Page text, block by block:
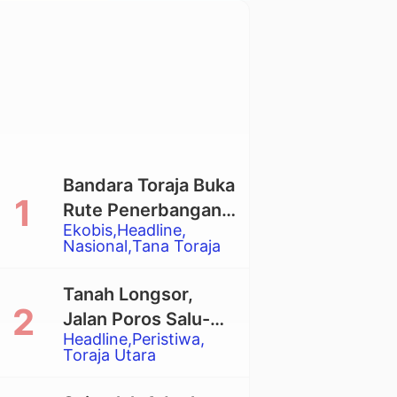
Ekobis Headline
Nasional Tana Toraja
Bandara Toraja Buka
Rute Penerbangan
Langsung Toraja-
Balikpapan
Headline Peristiwa
Toraja Utara
Tanah Longsor,
Jalan Poros Salu-
Dende’ Tertutup
Total